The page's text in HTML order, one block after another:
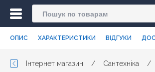
ОПИС ХАРАКТЕРИСТИКИ ВІДГУКИ
Інтернет магазин / Сантехніка /